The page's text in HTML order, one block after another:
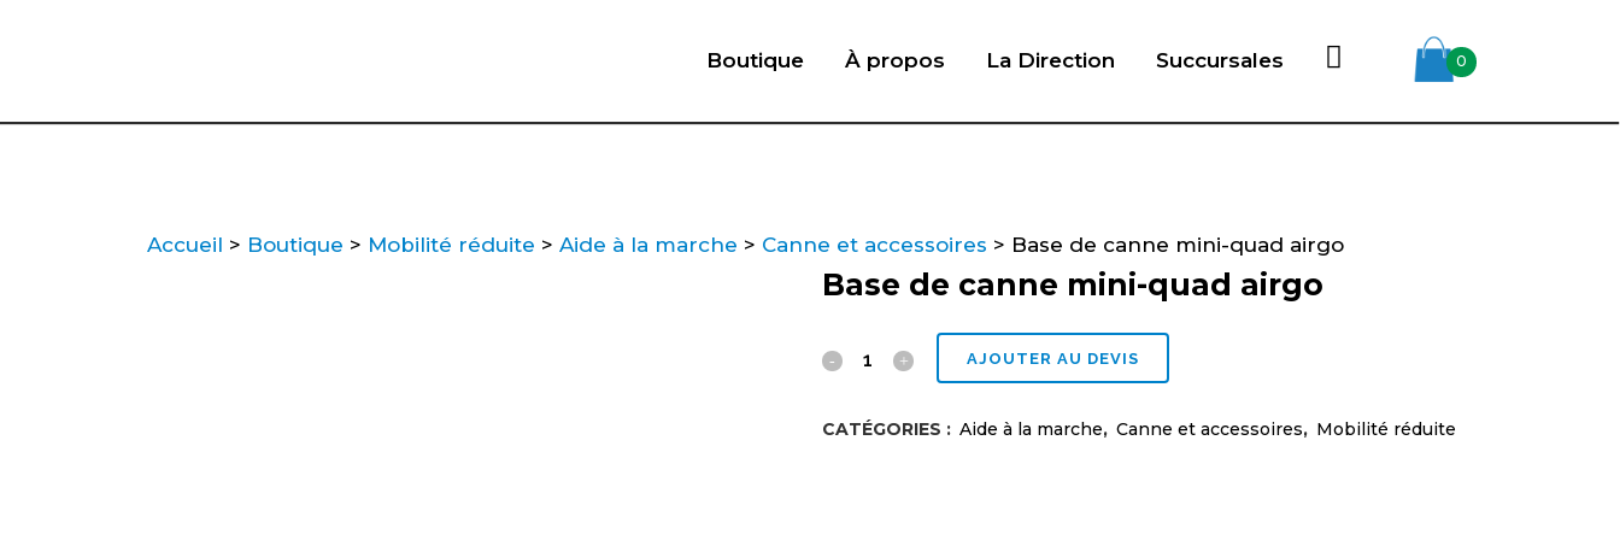
0
Boutique À propos La Direction Succursales
Accueil > Boutique > Mobilité réduite > Aide à la marche > Canne et accessoires > Base de canne mini-quad airgo
Base de canne mini-quad airgo
Base
AJOUTER AU DEVIS
CATÉGORIES : Aide à la marche, Canne et accessoires, Mobilité réduite